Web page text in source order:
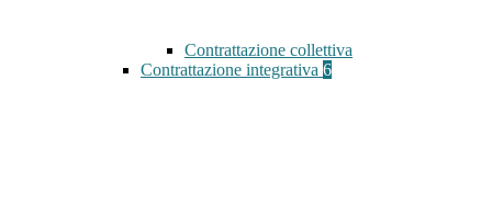
Contrattazione collettiva
Contrattazione integrativa 6